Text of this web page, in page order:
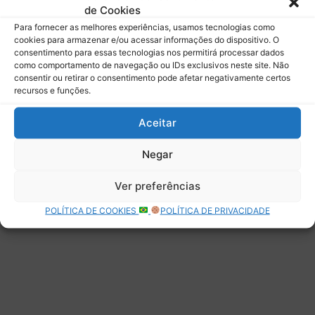
de Cookies
Para fornecer as melhores experiências, usamos tecnologias como
cookies para armazenar e/ou acessar informações do dispositivo. O
consentimento para essas tecnologias nos permitirá processar dados
como comportamento de navegação ou IDs exclusivos neste site. Não
consentir ou retirar o consentimento pode afetar negativamente certos
recursos e funções.
Aceitar
Negar
Ver preferências
POLÍTICA DE COOKIES POLÍTICA DE PRIVACIDADE
Deixe uma resposta